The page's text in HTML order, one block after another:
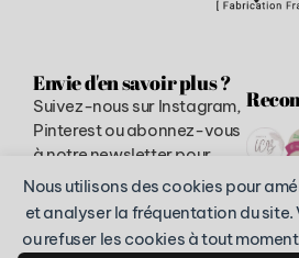
Nous utilisons des cookies pour
et analyser la fréquentation du
ou refuser les cookies à tout
Envie d'en savoir plus ?
Suivez-nous sur Instagram,
Pinterest ou abonnez-vous
à notre newsletter pour
recevoir nos dernières
créations, reportages,
conseils et promotions
spéciales mariées.